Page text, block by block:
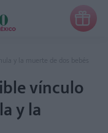

y la muerte de dos bebés
vínculo
y la